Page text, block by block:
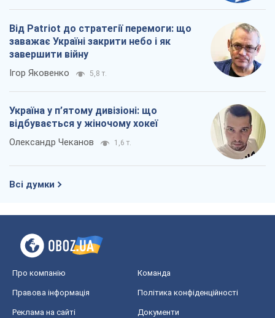
Від Patriot до стратегії перемоги: що
заважає Україні закрити небо і як
завершити війну
Ігор Яковенко 5,8 т.
Україна у п’ятому дивізіоні: що
відбувається у жіночому хокеї
Олександр Чеканов 1,6 т.
Всі думки
Про компанію Команда
Правова інформація Політика конфіденційності
Реклама на сайті Документи